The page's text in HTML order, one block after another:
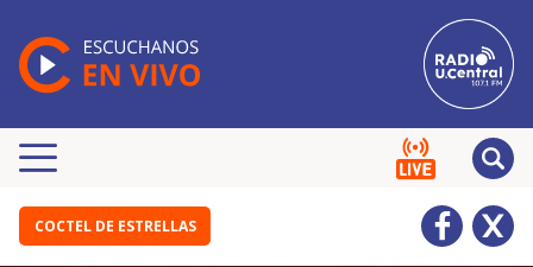
COCTEL DE ESTRELLAS